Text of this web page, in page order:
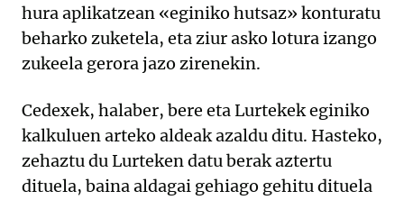
hura aplikatzean «eginiko hutsaz» konturatu
beharko zuketela, eta ziur asko lotura izango
zukeela gerora jazo zirenekin.
Cedexek, halaber, bere eta Lurtekek eginiko
kalkuluen arteko aldeak azaldu ditu. Hasteko,
zehaztu du Lurteken datu berak aztertu
dituela, baina aldagai gehiago gehitu dituela